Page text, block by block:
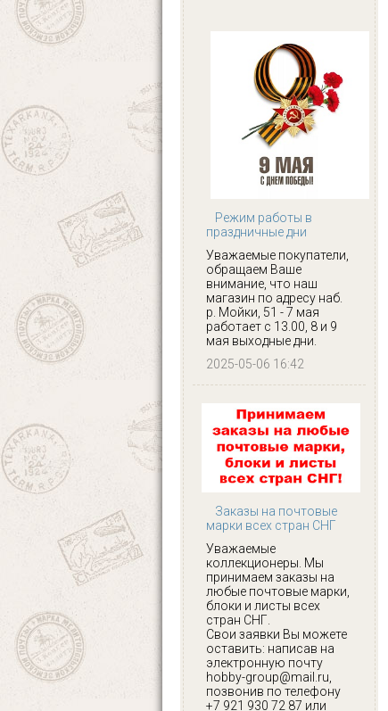
Режим работы в
праздничные дни
Уважаемые покупатели,
обращаем Ваше
внимание, что наш
магазин по адресу наб.
р. Мойки, 51 - 7 мая
работает с 13.00, 8 и 9
мая выходные дни.
2025-05-06 16:42
Заказы на почтовые
марки всех стран СНГ
Уважаемые
коллекционеры. Мы
принимаем заказы на
любые почтовые марки,
блоки и листы всех
стран СНГ.
Свои заявки Вы можете
оставить: написав на
электронную почту
hobby-group@mail.ru,
позвонив по телефону
+7 921 930 72 87 или